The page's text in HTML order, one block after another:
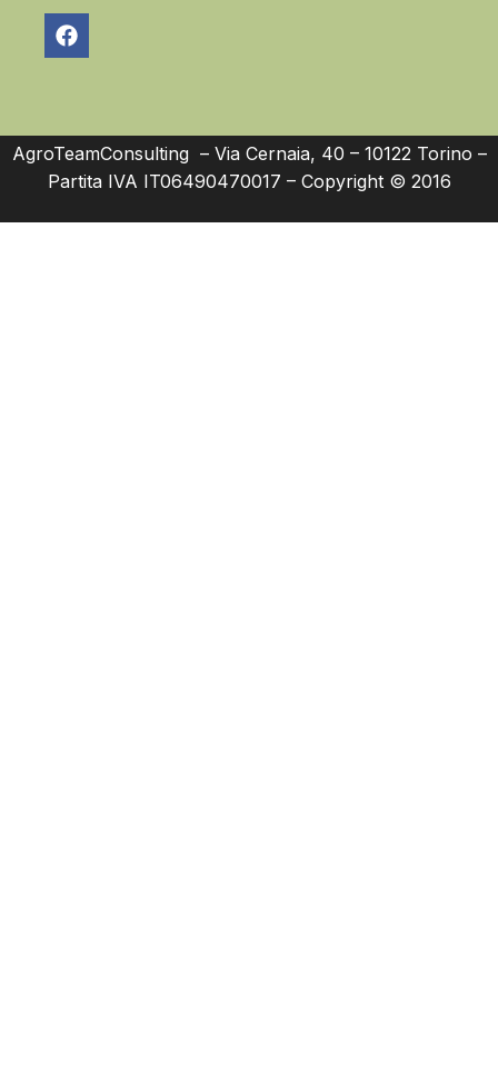
AgroTeamConsulting – Via Cernaia, 40 – 10122 Torino –
Partita IVA IT06490470017 – Copyright © 2016